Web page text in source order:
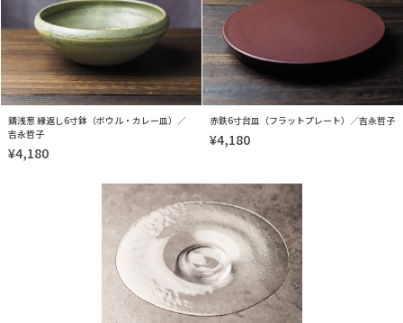
錆浅葱 縁返し6寸鉢（ボウル・カレー皿）／
吉永哲子
¥4,180
赤鉄6寸台皿（フラットプレート）／吉永哲子
¥4,180